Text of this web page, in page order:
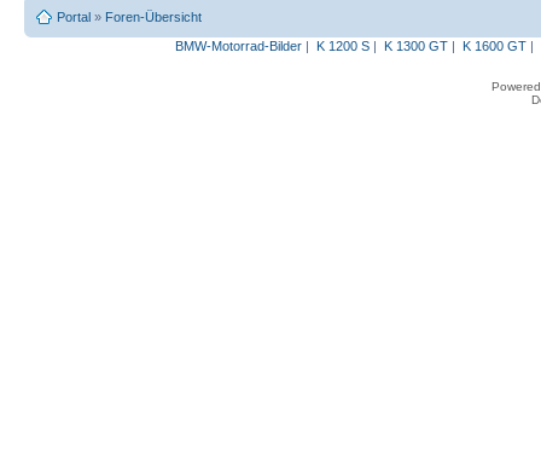
Portal » Foren-Übersicht
BMW-Motorrad-Bilder| K 1200 S| K 1300 GT| K 1600 GT|